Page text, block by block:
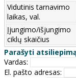
Vidutinis tarnavimo
laikas, val.
Įjungimo/išjungimo
ciklų skaičius
Parašyti
Vardas:
El. pašto adresas: